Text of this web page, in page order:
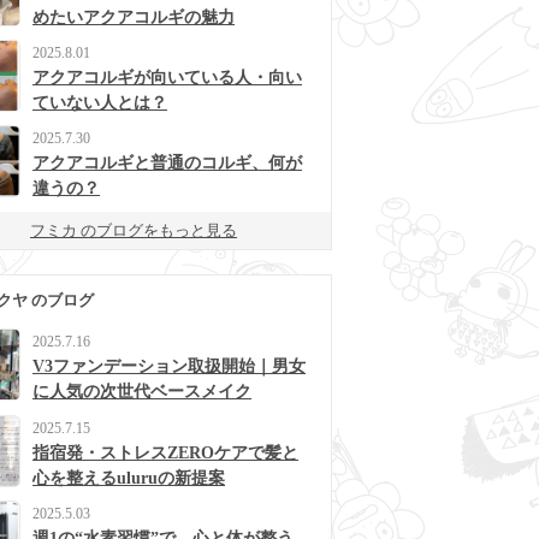
めたいアクアコルギの魅力
2025.8.01
アクアコルギが向いている人・向い
ていない人とは？
2025.7.30
アクアコルギと普通のコルギ、何が
違うの？
フミカ のブログをもっと見る
ヤ のブログ
2025.7.16
V3ファンデーション取扱開始｜男女
に人気の次世代ベースメイク
2025.7.15
指宿発・ストレスZEROケアで髪と
心を整えるuluruの新提案
2025.5.03